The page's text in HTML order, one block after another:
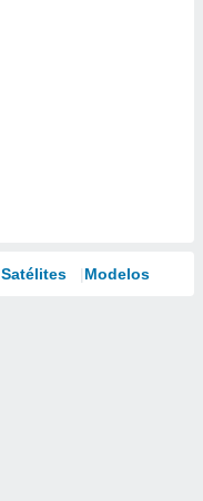
Satélites Modelos